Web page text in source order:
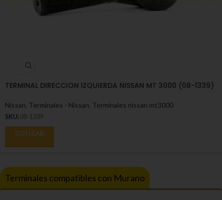
TERMINAL DIRECCION IZQUIERDA NISSAN MT 3000 (08-1339)
Nissan Terminales - Nissan Terminales nissan mt3000
SKU: 08-1339
COTIZAR
Terminales compatibles con Murano